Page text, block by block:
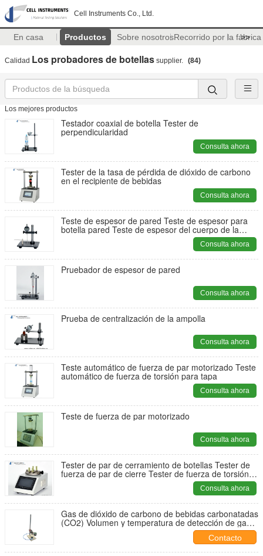
Cell Instruments Co., Ltd.
En casa Productos Sobre nosotrosRecorrido por la fábrica
>>
Calidad Los probadores de botellas supplier. (84)
Los mejores productos
Testador coaxial de botella Tester de
perpendicularidad
Consulta ahora
Tester de la tasa de pérdida de dióxido de carbono
en el recipiente de bebidas
Consulta ahora
Teste de espesor de pared Teste de espesor para
botella pared Teste de espesor del cuerpo de la
Consulta ahora
Pruebador de espesor de pared
Consulta ahora
Prueba de centralización de la ampolla
Consulta ahora
Teste automático de fuerza de par motorizado Teste
automático de fuerza de torsión para tapa
Consulta ahora
Teste de fuerza de par motorizado
Consulta ahora
Tester de par de cerramiento de botellas Tester de
fuerza de par de cierre Tester de fuerza de torsión
Consulta ahora
Gas de dióxido de carbono de bebidas carbonatadas
(CO2) Volumen y temperatura de detección de gas
Tester de volumen de bebidas refrescantes Tester
Contacto